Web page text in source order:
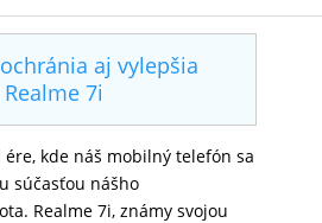
aj vylepšia
7i
kde náš mobilný telefón sa
súčasťou nášho
Realme 7i, známy svojou